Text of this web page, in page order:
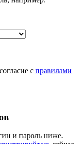
с правилами
и пароль ниже.